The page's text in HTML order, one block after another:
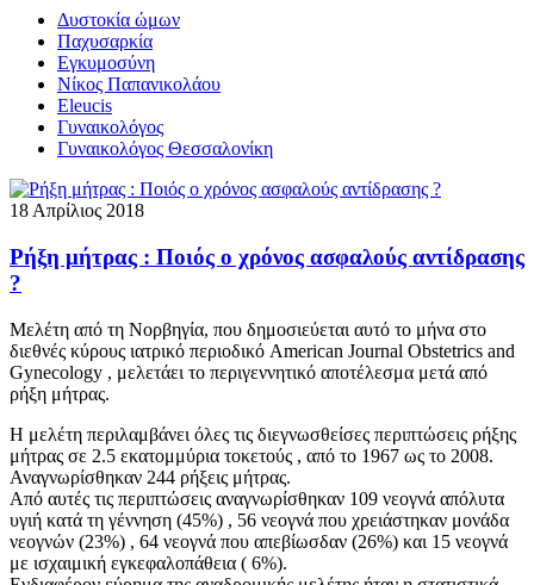
Δυστοκία ώμων
Παχυσαρκία
Εγκυμοσύνη
Νίκος Παπανικολάου
Eleucis
Γυναικολόγος
Γυναικολόγος Θεσσαλονίκη
18 Απρίλιος 2018
Ρήξη μήτρας : Ποιός ο χρόνος ασφαλούς αντίδρασης
?
Μελέτη από τη Νορβηγία, που δημοσιεύεται αυτό το μήνα στο
διεθνές κύρους ιατρικό περιοδικό American Journal Obstetrics and
Gynecology , μελετάει το περιγεννητικό αποτέλεσμα μετά από
ρήξη μήτρας.
Η μελέτη περιλαμβάνει όλες τις διεγνωσθείσες περιπτώσεις ρήξης
μήτρας σε 2.5 εκατομμύρια τοκετούς , από το 1967 ως το 2008.
Αναγνωρίσθηκαν 244 ρήξεις μήτρας.
Από αυτές τις περιπτώσεις αναγνωρίσθηκαν 109 νεογνά απόλυτα
υγιή κατά τη γέννηση (45%) , 56 νεογνά που χρειάστηκαν μονάδα
νεογνών (23%) , 64 νεογνά που απεβίωσδαν (26%) και 15 νεογνά
με ισχαιμική εγκεφαλοπάθεια ( 6%).